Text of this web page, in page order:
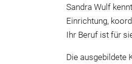
Sandra Wulf
Einrichtung,
Ihr Beruf ist für
Die ausgebildete